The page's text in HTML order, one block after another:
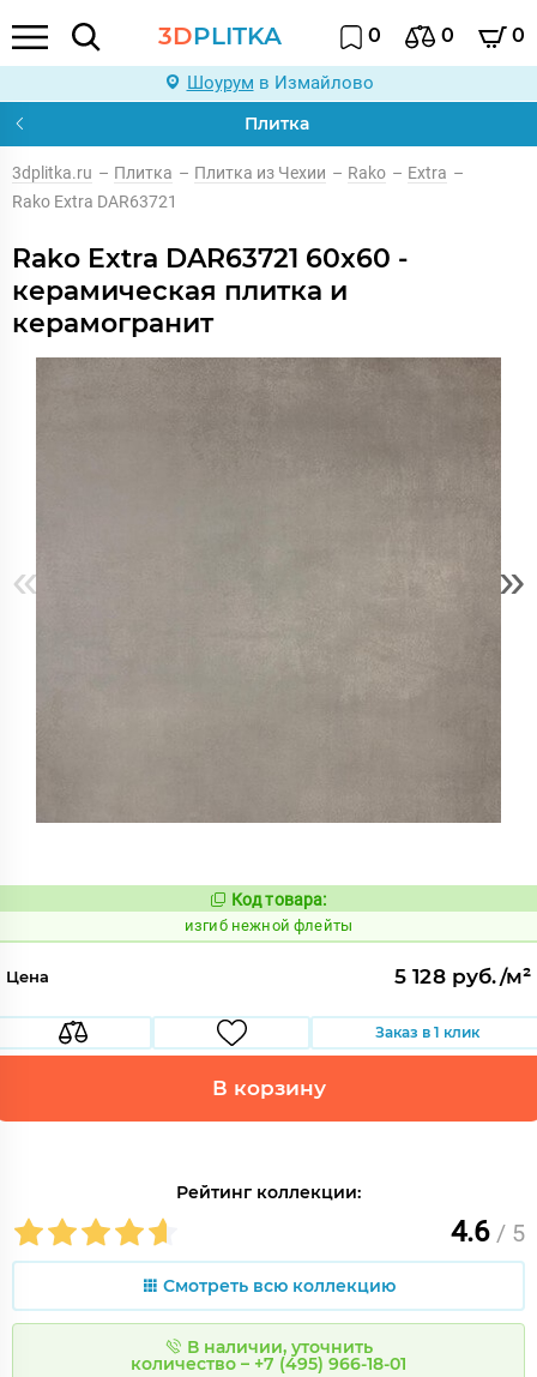
3DPLITKA 0 0 0
Шоурум в Измайлово
Плитка
3dplitka.ru – Плитка – Плитка из Чехии – Rako – Extra –
Rako Extra DAR63721
Rako Extra DAR63721 60x60 -
керамическая плитка и
керамогранит
« »
Код:
570616
Код товара:
изгиб нежной флейты
Цена 5 128 руб./м²
Заказ в 1 клик
В корзину
Рейтинг коллекции:
4.6 / 5
Смотреть всю коллекцию
В наличии, уточнить
количество – +7 (495) 966-18-01